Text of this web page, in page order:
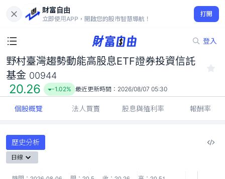
財富自由
立即使用APP，開啟您的股市智慧導航！
打開
登入
野村臺灣趨勢動能高股息ETF證券投資信託基金 00944
20.26
-1.02%
野村臺灣趨勢動能高股息ETF證券投資信託
基金 00944
20.26 -1.02% 最近更新時間： 2026/08/07 05:30
個股概覽 法人買賣 股息與殖利率 報酬率
歷史分析
日線